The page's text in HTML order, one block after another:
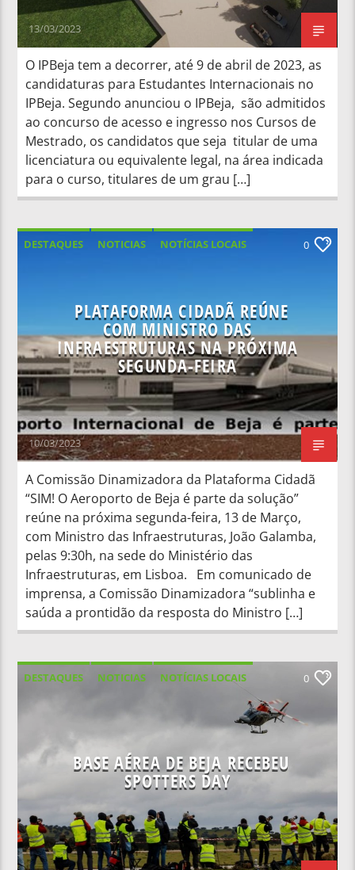
13/03/2023
O IPBeja tem a decorrer, até 9 de abril de 2023, as
candidaturas para Estudantes Internacionais no
IPBeja. Segundo anunciou o IPBeja, são admitidos
ao concurso de acesso e ingresso nos Cursos de
Mestrado, os candidatos que seja titular de uma
licenciatura ou equivalente legal, na área indicada
para o curso, titulares de um grau […]
DESTAQUES NOTICIAS
NOTÍCIAS LOCAIS
0
PLATAFORMA CIDADÃ REÚNE
COM MINISTRO DAS
INFRAESTRUTURAS NA PRÓXIMA
SEGUNDA-FEIRA
10/03/2023
A Comissão Dinamizadora da Plataforma Cidadã
“SIM! O Aeroporto de Beja é parte da solução”
reúne na próxima segunda-feira, 13 de Março,
com Ministro das Infraestruturas, João Galamba,
pelas 9:30h, na sede do Ministério das
Infraestruturas, em Lisboa. Em comunicado de
imprensa, a Comissão Dinamizadora “sublinha e
saúda a prontidão da resposta do Ministro […]
DESTAQUES NOTICIAS
NOTÍCIAS LOCAIS
0
BASE AÉREA DE BEJA RECEBEU
SPOTTERS DAY